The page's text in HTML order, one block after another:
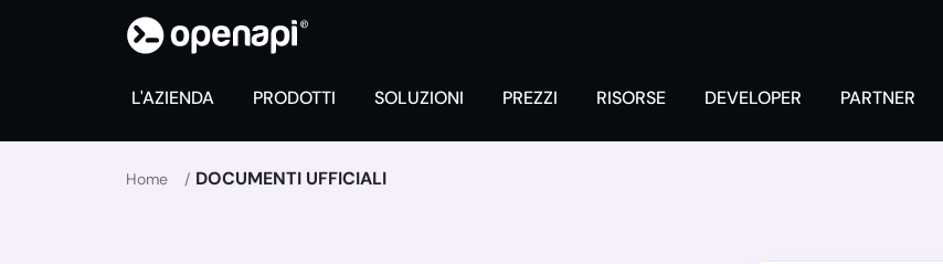
L'AZIENDA PRODOTTI SOLUZIONI PREZZI RISORSE DEVELOPER PARTNER
Home DOCUMENTI UFFICIALI